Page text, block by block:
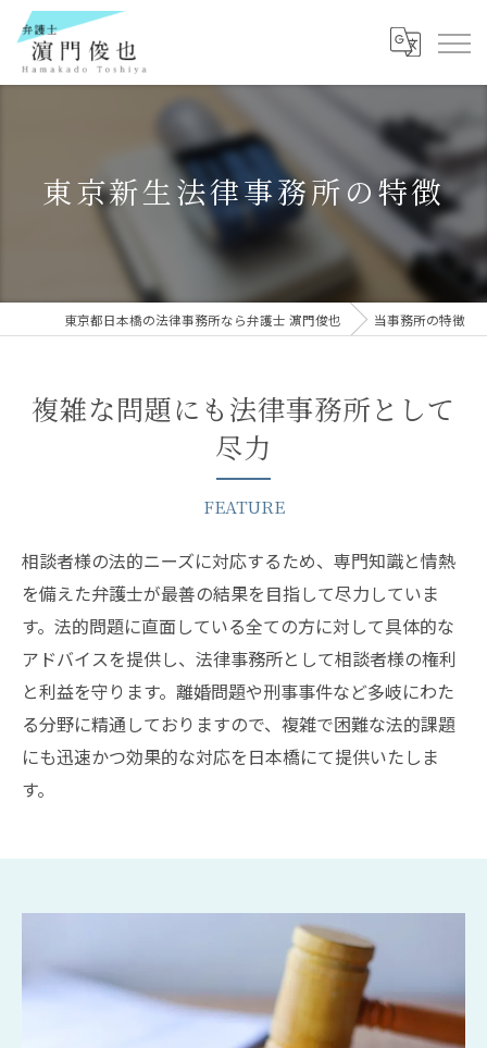
東京新生法律事務所の特徴
東京都日本橋の法律事務所なら弁護士 濵門俊也 当事務所の特徴
複雑な問題にも法律事務所として
尽力
FEATURE
相談者様の法的ニーズに対応するため、専門知識と情熱
を備えた弁護士が最善の結果を目指して尽力していま
す。法的問題に直面している全ての方に対して具体的な
アドバイスを提供し、法律事務所として相談者様の権利
と利益を守ります。離婚問題や刑事事件など多岐にわた
る分野に精通しておりますので、複雑で困難な法的課題
にも迅速かつ効果的な対応を日本橋にて提供いたしま
す。